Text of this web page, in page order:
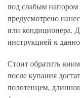
под слабым
предусмотрено
или кондиционера.
инструкцией к
Стоит обратить
после купания
полотенцем,